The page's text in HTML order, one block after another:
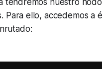
ello, accedemos a